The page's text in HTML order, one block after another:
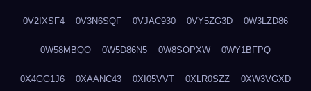
0V2IXSF4 0V3N6SQF 0VJAC930 0VY5ZG3D 0W3LZD86
0W58MBQO 0W5D86N5 0W8SOPXW 0WY1BFPQ
0X4GG1J6 0XAANC43 0XI05VVT 0XLR0SZZ 0XW3VGXD